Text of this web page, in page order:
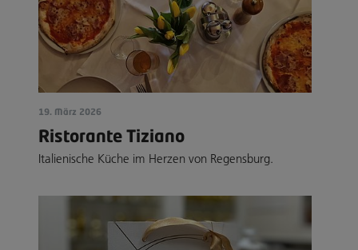
19. März 2026
Ristorante Tiziano
Italienische Küche im Herzen von Regensburg.